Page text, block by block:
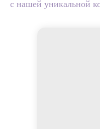
с нашей уникальной